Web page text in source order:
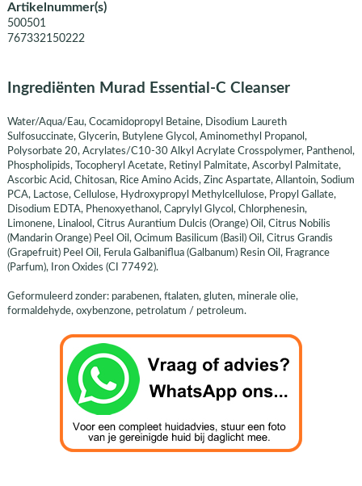
Artikelnummer(s)
500501
767332150222
Ingrediënten Murad Essential-C Cleanser
Water/Aqua/Eau, Cocamidopropyl Betaine, Disodium Laureth
Sulfosuccinate, Glycerin, Butylene Glycol, Aminomethyl Propanol,
Polysorbate 20, Acrylates/C10-30 Alkyl Acrylate Crosspolymer, Panthenol,
Phospholipids, Tocopheryl Acetate, Retinyl Palmitate, Ascorbyl Palmitate,
Ascorbic Acid, Chitosan, Rice Amino Acids, Zinc Aspartate, Allantoin, Sodium
PCA, Lactose, Cellulose, Hydroxypropyl Methylcellulose, Propyl Gallate,
Disodium EDTA, Phenoxyethanol, Caprylyl Glycol, Chlorphenesin,
Limonene, Linalool, Citrus Aurantium Dulcis (Orange) Oil, Citrus Nobilis
(Mandarin Orange) Peel Oil, Ocimum Basilicum (Basil) Oil, Citrus Grandis
(Grapefruit) Peel Oil, Ferula Galbaniflua (Galbanum) Resin Oil, Fragrance
(Parfum), Iron Oxides (CI 77492).
Geformuleerd zonder: parabenen, ftalaten, gluten, minerale olie,
formaldehyde, oxybenzone, petrolatum / petroleum.